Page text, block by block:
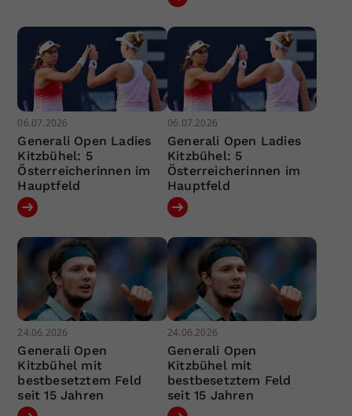
06.07.2026
Generali Open Ladies
Kitzbühel: 5
Österreicherinnen im
Hauptfeld
06.07.2026
Generali Open Ladies
Kitzbühel: 5
Österreicherinnen im
Hauptfeld
24.06.2026
Generali Open
Kitzbühel mit
bestbesetztem Feld
seit 15 Jahren
24.06.2026
Generali Open
Kitzbühel mit
bestbesetztem Feld
seit 15 Jahren